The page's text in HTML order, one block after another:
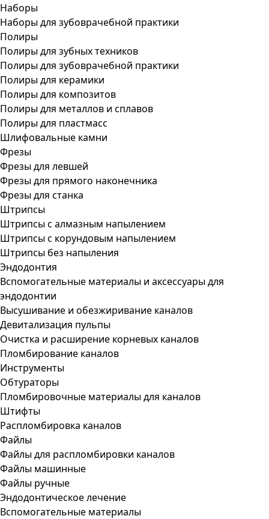
Наборы
Наборы для зубоврачебной практики
Полиры
Полиры для зубных техников
Полиры для зубоврачебной практики
Полиры для керамики
Полиры для композитов
Полиры для металлов и сплавов
Полиры для пластмасс
Шлифовальные камни
Фрезы
Фрезы для левшей
Фрезы для прямого наконечника
Фрезы для станка
Штрипсы
Штрипсы c алмазным напылением
Штрипсы c корундовым напылением
Штрипсы без напыления
Эндодонтия
Вспомогательные материалы и аксессуары для
эндодонтии
Высушивание и обезжиривание каналов
Девитализация пульпы
Очистка и расширение корневых каналов
Пломбирование каналов
Инструменты
Обтураторы
Пломбировочные материалы для каналов
Штифты
Распломбировка каналов
Файлы
Файлы для распломбировки каналов
Файлы машинные
Файлы ручные
Эндодонтическое лечение
Вспомогательные материалы